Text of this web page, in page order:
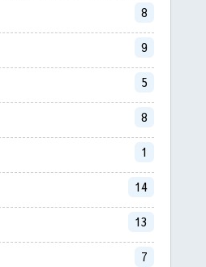
8
9
5
8
1
14
13
7